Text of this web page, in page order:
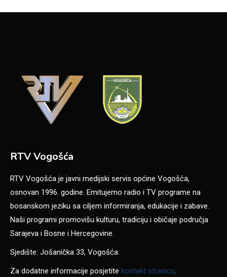
RTV Vogošća
RTV Vogošća je javni medijski servis općine Vogošća,
osnovan 1996. godine. Emitujemo radio i TV programe na
bosanskom jeziku sa ciljem informiranja, edukacije i zabave.
Naši programi promovišu kulturu, tradiciju i običaje područja
Sarajeva i Bosne i Hercegovine.
Sjedište: Jošanička 33, Vogošća
Za dodatne informacije posjetite kontakt stranicu.